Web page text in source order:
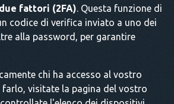
fattori (2FA). Questa funzione di
codice di verifica inviato a uno dei
alla password, per garantire
chi ha accesso al vostro
farlo, visitate la pagina del vostro